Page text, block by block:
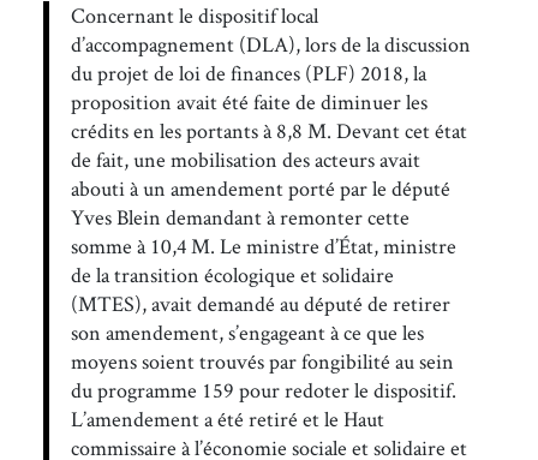
Concernant le dispositif local
d’accompagnement (DLA), lors de la discussion
du projet de loi de finances (PLF) 2018, la
proposition avait été faite de diminuer les
crédits en les portants à 8,8 M. Devant cet état
de fait, une mobilisation des acteurs avait
abouti à un amendement porté par le député
Yves Blein demandant à remonter cette
somme à 10,4 M. Le ministre d’État, ministre
de la transition écologique et solidaire
(MTES), avait demandé au député de retirer
son amendement, s’engageant à ce que les
moyens soient trouvés par fongibilité au sein
du programme 159 pour redoter le dispositif.
L’amendement a été retiré et le Haut
commissaire à l’économie sociale et solidaire et